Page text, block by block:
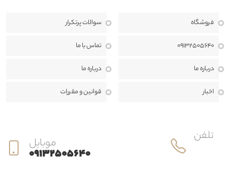
فروشگاه
09132505640
درباره ما
اخبار
سوالات پرتکرار
تماس با ما
درباره ما
قوانين و مقررات
تلفن موبایل
09132505640